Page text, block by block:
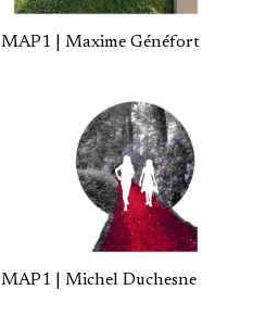
MAP1 | Maxime Généfort
MAP1 | Michel Duchesne